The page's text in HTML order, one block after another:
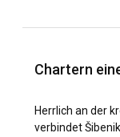
Chartern
Herrlich an der
verbindet